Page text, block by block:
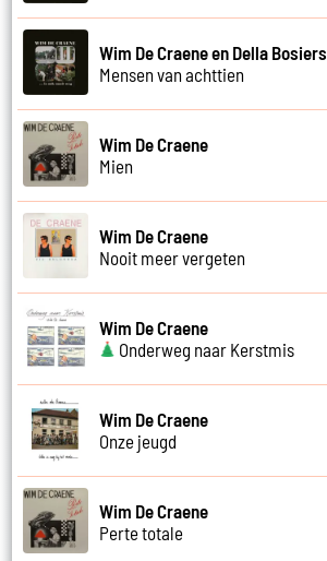
Wim De Craene en Della Bosiers
Mensen van achttien
Wim De Craene
Mien
Wim De Craene
Nooit meer vergeten
Wim De Craene
Onderweg naar Kerstmis
Wim De Craene
Onze jeugd
Wim De Craene
Perte totale